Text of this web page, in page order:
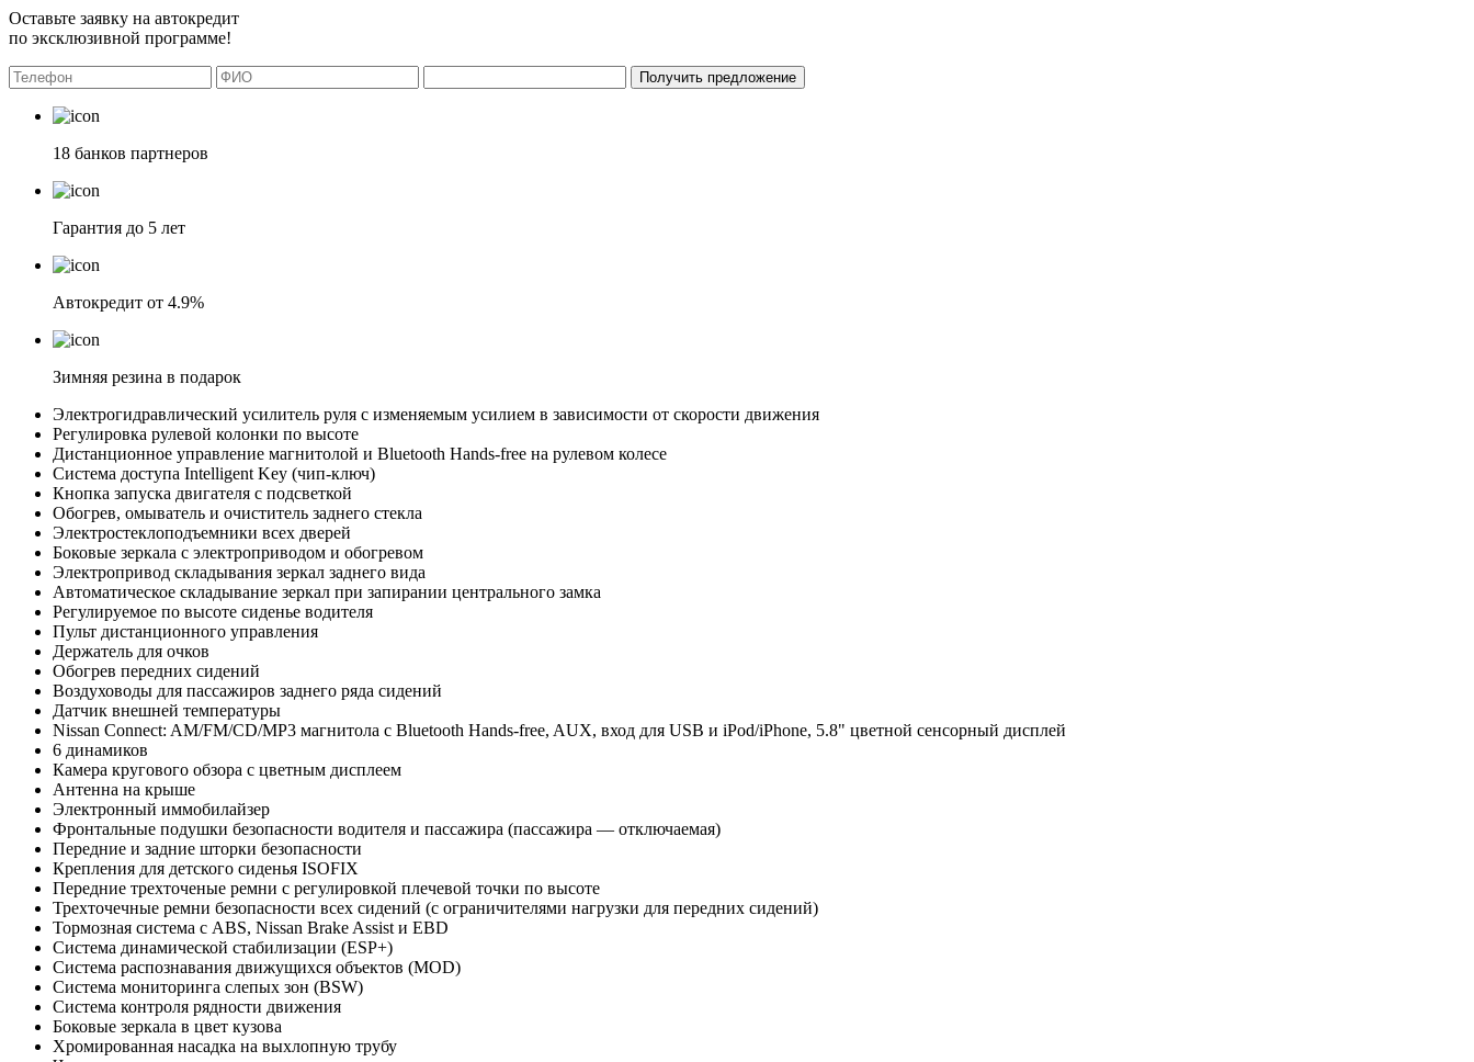
Оставьте заявку на автокредит
по эксклюзивной программе!
Получить предложение
18 банков партнеров
Гарантия до 5 лет
Автокредит от 4.9%
Зимняя резина в подарок
Электрогидравлический усилитель руля c изменяемым усилием в зависимости от скорости движения
Регулировка рулевой колонки по высоте
Дистанционное управление магнитолой и Bluetooth Hands-free на рулевом колесе
Система доступа Intelligent Key (чип-ключ)
Кнопка запуска двигателя с подсветкой
Обогрев, омыватель и очиститель заднего стекла
Электростеклоподъемники всех дверей
Боковые зеркала с электроприводом и обогревом
Электропривод складывания зеркал заднего вида
Автоматическое складывание зеркал при запирании центрального замка
Регулируемое по высоте сиденье водителя
Пульт дистанционного управления
Держатель для очков
Обогрев передних сидений
Воздуховоды для пассажиров заднего ряда сидений
Датчик внешней температуры
Nissan Connect: AM/FM/CD/MP3 магнитола с Bluetooth Hands-free, AUX, вход для USB и iPod/iPhone, 5.8" цветной сенсорный дисплей
6 динамиков
Камера кругового обзора с цветным дисплеем
Антенна на крыше
Электронный иммобилайзер
Фронтальные подушки безопасности водителя и пассажира (пассажира — отключаемая)
Передние и задние шторки безопасности
Крепления для детского сиденья ISOFIX
Передние трехточеные ремни с регулировкой плечевой точки по высоте
Трехточечные ремни безопасности всех сидений (c ограничителями нагрузки для передних сидений)
Тормозная система с ABS, Nissan Brake Assist и EBD
Система динамической стабилизации (ESP+)
Система распознавания движущихся объектов (MOD)
Система мониторинга слепых зон (BSW)
Система контроля рядности движения
Боковые зеркала в цвет кузова
Хромированная насадка на выхлопную трубу